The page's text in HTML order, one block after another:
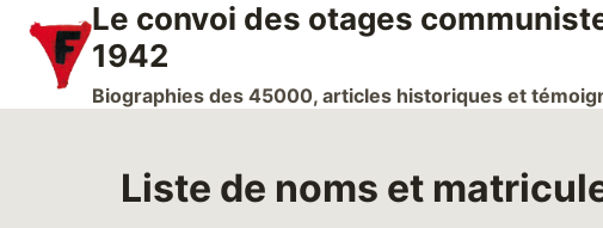
contenu
Le convoi des otages
1942
Biographies des 45000, articles historiques et
Liste de noms et